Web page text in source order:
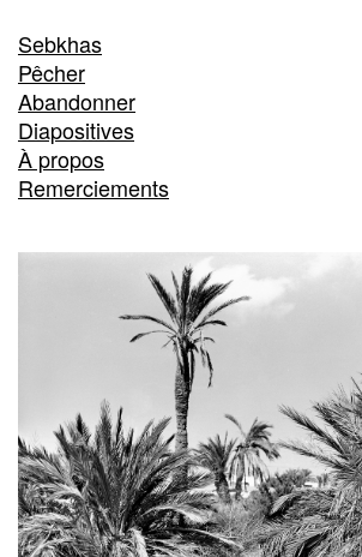
Sebkhas
Pêcher
Abandonner
Diapositives
À propos
Remerciements